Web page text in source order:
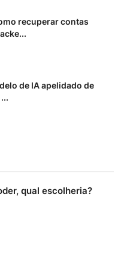
recuperar contas
de IA apelidado de
qual escolheria?